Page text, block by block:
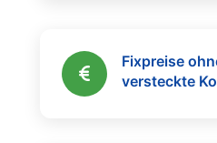
Fixpreise
versteckte